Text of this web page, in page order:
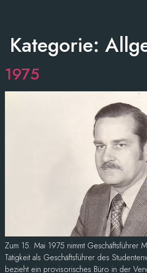
Kategorie:
1975
Zum 15. Mai 1975 nimmt Geschäftsführer
Tätigkeit als Geschäftsführer des
bezieht ein provisorisches Büro in der